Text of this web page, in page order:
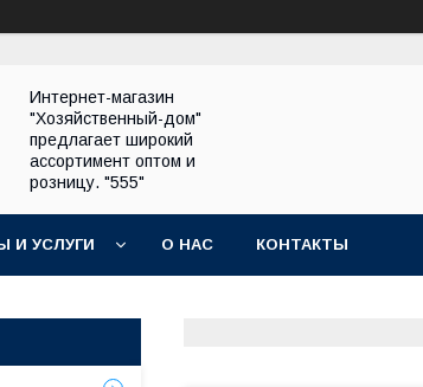
Интернет-магазин
"Хозяйственный-дом"
предлагает широкий
ассортимент оптом и
розницу. "555"
И УСЛУГИ О НАС КОНТАКТЫ